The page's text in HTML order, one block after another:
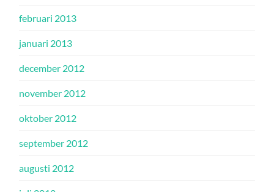
februari 2013
januari 2013
december 2012
november 2012
oktober 2012
september 2012
augusti 2012